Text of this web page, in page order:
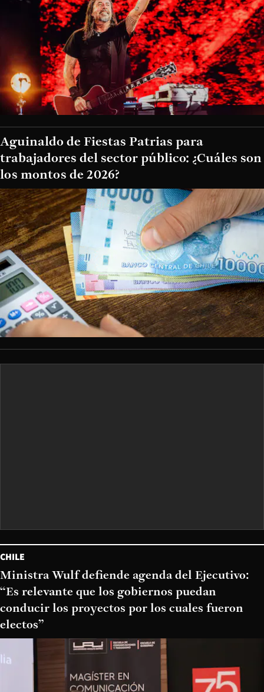
Aguinaldo de Fiestas Patrias para
trabajadores del sector público: ¿Cuáles son
los montos de 2026?
CHILE
Ministra Wulf defiende agenda del Ejecutivo:
“Es relevante que los gobiernos puedan
conducir los proyectos por los cuales fueron
electos”